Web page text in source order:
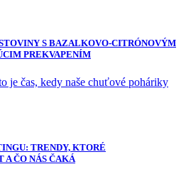
S BAZALKOVO-CITRÓNOVÝM
PREKVAPENÍM
je čas, kedy naše chuťové poháriky
TRENDY, KTORÉ
A ČO NÁS ČAKÁ